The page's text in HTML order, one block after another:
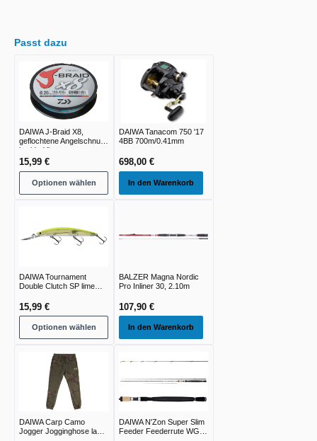
Passt dazu
DAIWA J-Braid X8,
geflochtene Angelschnur,
braided line
15,99 €
Optionen wählen
DAIWA Tanacom 750 '17
4BB 700m/0.41mm
698,00 €
In den Warenkorb
DAIWA Tournament
Double Clutch SP lime
15,99 €
Optionen wählen
BALZER Magna Nordic
Pro Inliner 30, 2.10m
107,90 €
In den Warenkorb
DAIWA Carp Camo
Jogger Jogginghose lang
DAIWA N'Zon Super Slim
Feeder Feederrute WG